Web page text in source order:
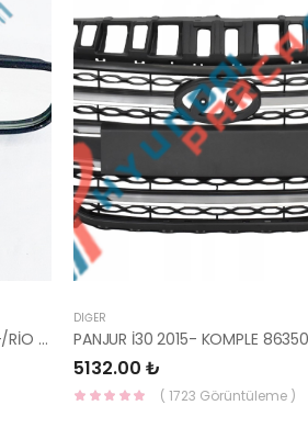
AYNA İÇ BLUE/ELANTRA 11-/CEED 10-/RİO 12-/SPORTAGE 11- 85101-3X100-HMC
DIĞER
5132.00 ₺
( 1723 Görüntüleme )